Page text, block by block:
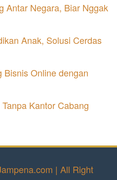
Antar Negara, Biar Nggak
Anak, Solusi Cerdas
Bisnis Online dengan
Kantor Cabang
| All Right